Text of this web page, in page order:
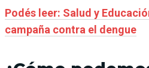
Podés leer: Salud y
campaña contra el dengue